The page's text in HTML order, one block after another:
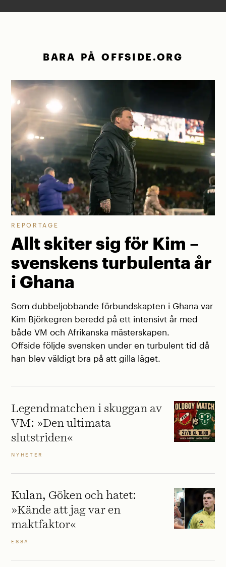
BARA PÅ OFFSIDE.ORG
REPORTAGE
Allt skiter sig för Kim –
svenskens turbulenta år
i Ghana
Som dubbeljobbande förbundskapten i Ghana var
Kim Björkegren beredd på ett intensivt år med
både VM och Afrikanska mästerskapen.
Offside följde svensken under en turbulent tid då
han blev väldigt bra på att gilla läget.
Legendmatchen i skuggan av
VM: »Den ultimata
slutstriden«
NYHETER
Kulan, Göken och hatet:
»Kände att jag var en
maktfaktor«
ESSÄ